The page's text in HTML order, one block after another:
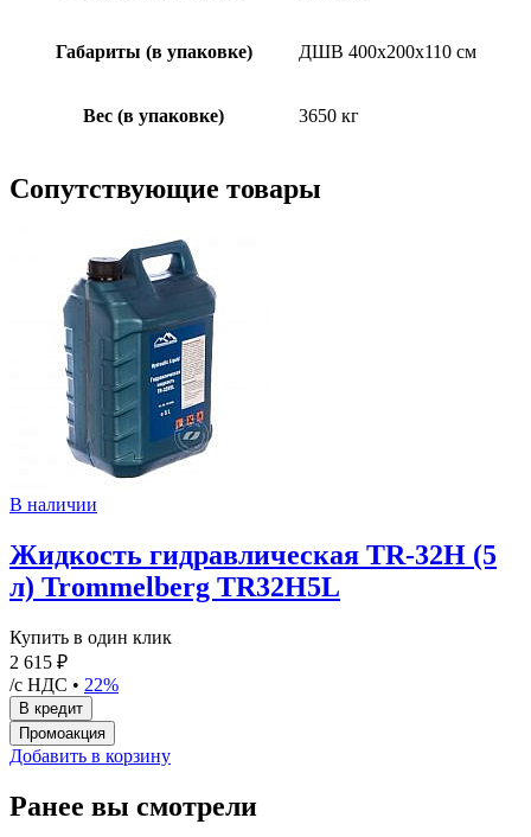
Габариты (в упаковке) ДШВ 400х200х110 см
Вес (в упаковке) 3650 кг
Сопутствующие товары
В наличии
Жидкость гидравлическая TR-32H (5
л) Trommelberg TR32H5L
Купить в один клик
2 615 ₽
/с НДС • 22%
Добавить в корзину
Ранее вы смотрели